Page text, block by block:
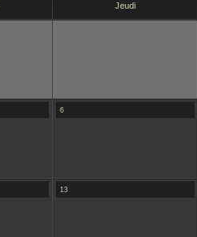
Jeudi
6
13